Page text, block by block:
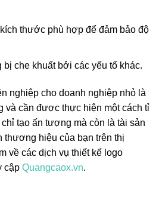
thước phù hợp để đảm bảo độ
che khuất bởi các yếu tố khác.
nghiệp cho doanh nghiệp nhỏ là
và cần được thực hiện một cách tỉ
tạo ấn tượng mà còn là tài sản
thương hiệu của bạn trên thị
về các dịch vụ thiết kế logo
cập Quangcaox.vn.